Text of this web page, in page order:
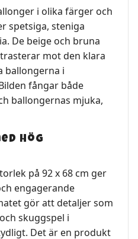
i olika färger och
spetsiga, steniga
De beige och bruna
mot den klara
ballongerna i
fångar både
ballongernas mjuka,
hög
på 92 x 68 cm ger
engagerande
gör att detaljer som
skuggspel i
Det är en produkt